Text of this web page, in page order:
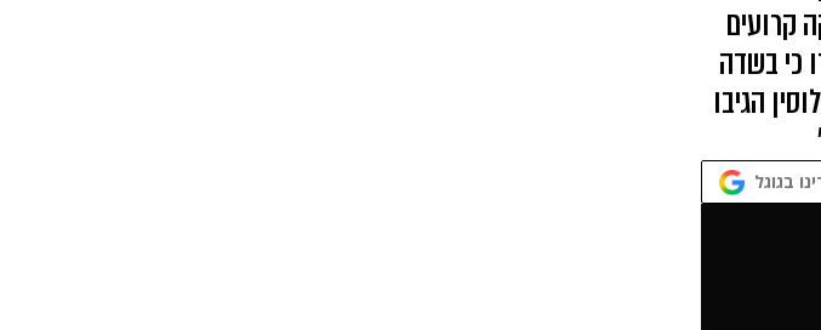
קרועים
כי בשדה
הגיבו
בגוגל